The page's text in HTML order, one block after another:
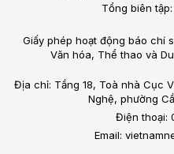
Tổng biên
Giấy phép hoạt động báo chí
Văn hóa, Thể thao và
Địa chỉ: Tầng 18, Toà nhà Cục
Nghệ, phường
Điện thoại:
Email: